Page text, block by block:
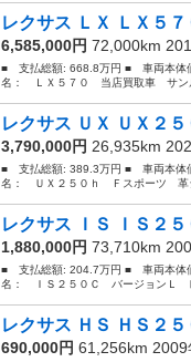
レクサス ＬＸ ＬＸ５
6,585,000円 72,000km
■ 支払総額: 668.8万円 ■ 車両本
名： ＬＸ５７０ 当店買取車 サン
レクサス ＵＸ ＵＸ
3,790,000円 26,935km
■ 支払総額: 389.3万円 ■ 車両本
名： ＵＸ２５０ｈ Ｆスポーツ 革
レクサス ＩＳ ＩＳ２
1,880,000円 73,710km
■ 支払総額: 204.7万円 ■ 車両本
名： ＩＳ２５０Ｃ バージョンＬ
レクサス ＨＳ ＨＳ２
690,000円 61,256km 2009